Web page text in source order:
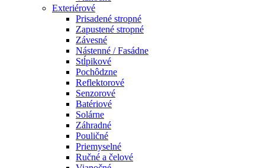
Exteriérové
Prisadené stropné
Zapustené stropné
Závesné
Nástenné / Fasádne
Stĺpikové
Pochôdzne
Reflektorové
Senzorové
Batériové
Solárne
Záhradné
Pouličné
Priemyselné
Ručné a čelové